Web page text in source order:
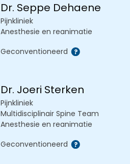
Dr. Seppe Dehaene
Pijnkliniek
Anesthesie en reanimatie
Geconventioneerd
Dr. Joeri Sterken
Pijnkliniek
Multidisciplinair Spine Team
Anesthesie en reanimatie
Geconventioneerd